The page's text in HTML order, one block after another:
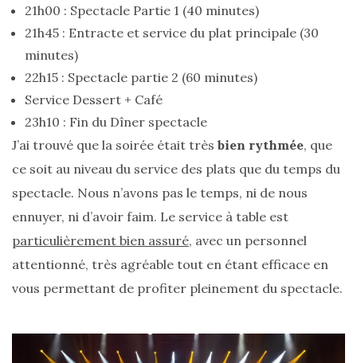
sélection
21h00 : Spectacle Partie 1 (40 minutes)
21h45 : Entracte et service du plat principale (30
minutes)
22h15 : Spectacle partie 2 (60 minutes)
Service Dessert + Café
23h10 : Fin du Dîner spectacle
J’ai trouvé que la soirée était très bien rythmée, que
ce soit au niveau du service des plats que du temps du
spectacle. Nous n’avons pas le temps, ni de nous
ennuyer, ni d’avoir faim. Le service à table est
particulièrement bien assuré, avec un personnel
attentionné, très agréable tout en étant efficace en
vous permettant de profiter pleinement du spectacle.